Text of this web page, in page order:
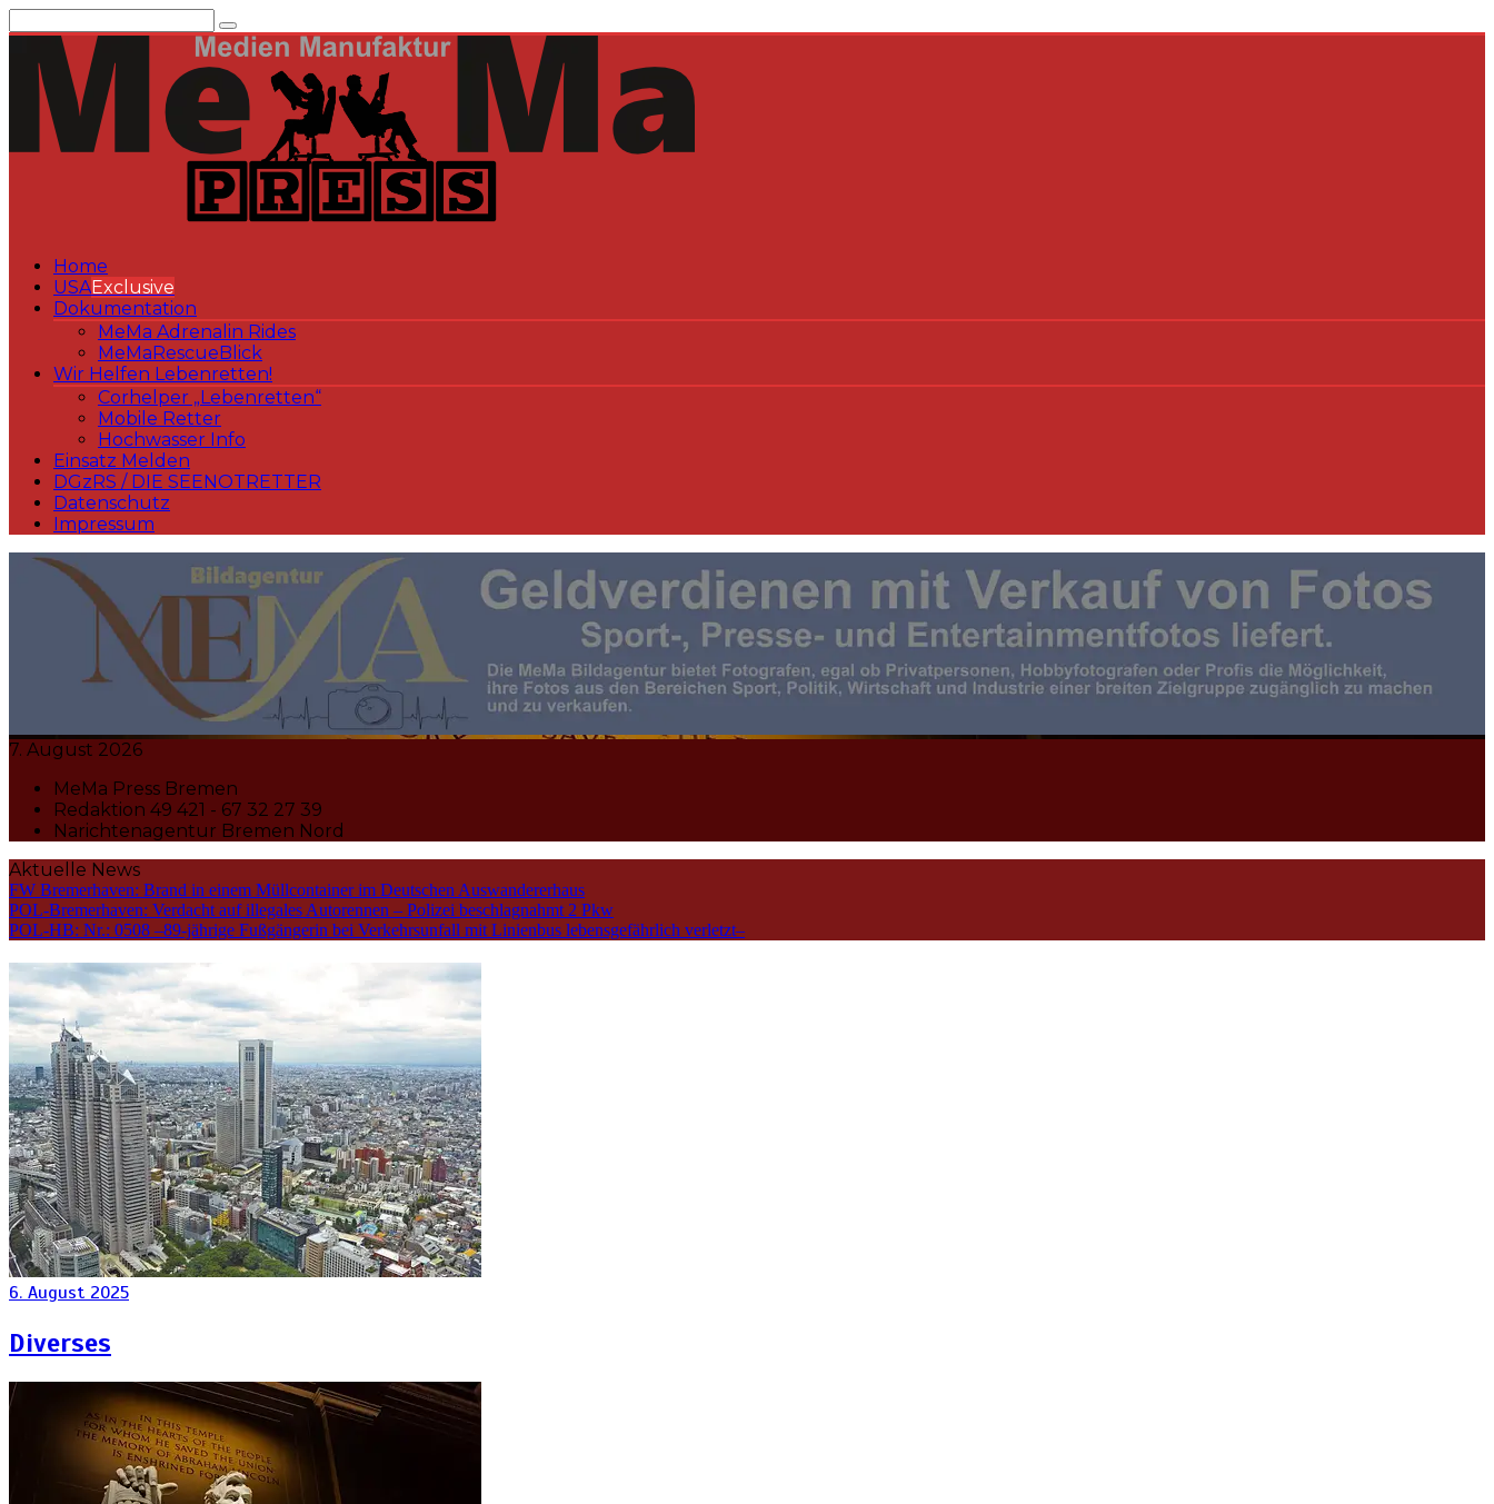
Inhalt
springen
Home
USAExclusive
Dokumentation
MeMa Adrenalin Rides
MeMaRescueBlick
Wir Helfen Lebenretten!
Corhelper „Lebenretten“
Mobile Retter
Hochwasser Info
Einsatz Melden
DGzRS / DIE SEENOTRETTER
Datenschutz
Impressum
MeMa Press Nachrichtenagentur | Events | Sport | Presse- u. Fotojournalist:in |
7. August 2026
MeMa Press Bremen
Redaktion 49 421 - 67 32 27 39
Narichtenagentur Bremen Nord
Aktuelle News
FW Bremerhaven: Brand in einem Müllcontainer im Deutschen Auswandererhaus
POL-Bremerhaven: Verdacht auf illegales Autorennen – Polizei beschlagnahmt 2 Pkw
POL-HB: Nr.: 0508 –89-jährige Fußgängerin bei Verkehrsunfall mit Linienbus lebensgefährlich verletzt–
6. August 2025
Diverses